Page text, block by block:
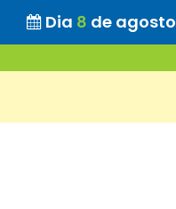
Dia 8 de agosto